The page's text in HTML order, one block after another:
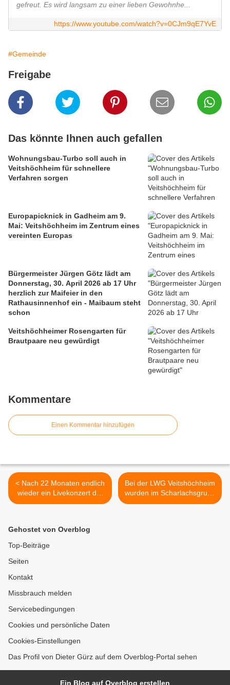
gefreut. Es wird langsam zu einer lieben Gewohnhe...
https://www.youtube.com/watch?v=0CJm9qE7YvE
#Gemeinde
Freigabe
Das könnte Ihnen auch gefallen
Wohnungsbau-Turbo soll auch in
Veitshöchheim für schnellere
Verfahren sorgen
Europapicknick in Gadheim am 9.
Mai: Veitshöchheim im Zentrum eines
vereinten Europas
Bürgermeister Jürgen Götz lädt am
Donnerstag, 30. April 2026 ab 17 Uhr
herzlich zur Maifeier in den
Rathausinnenhof ein - Maibaum steht
schon
Veitshöchheimer Rosengarten für
Brautpaare neu gewürdigt
Kommentare
Einen Kommentar hinzufügen
< Nach 22 Monaten endlich
wieder ein Livekonzert der
Sing- und Musikschule
Bei der LWG Veitshöchheim
wurden im Scharlachsgrund
die ersten Trüffel geerntet -
Gehostet von Overblog
Top-Beiträge
Seiten
Kontakt
Missbrauch melden
Servicebedingungen
Cookies und persönliche Daten
Cookies-Einstellungen
Das Profil von Dieter Gürz auf dem Overblog-Portal sehen
Ein Blog auf Overblog erstellen